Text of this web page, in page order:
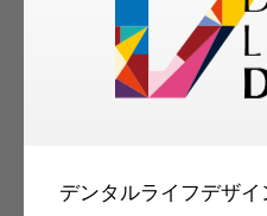
デンタルライフデザ
科衛生士、歯科技
容のメールマガジ